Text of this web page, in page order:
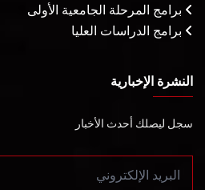
برامج المرحلة الجامعية الأولى
برامج الدراسات العليا
النشرة الإخبارية
سجل ليصلك أحدث الأخبار